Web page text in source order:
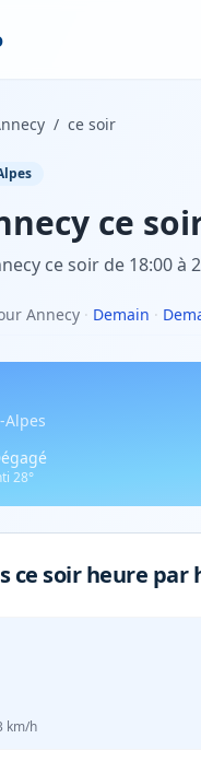
/ ce soir
ce
ce soir de 18:00 à
Annecy · Demain ·
Alpes
28°
ce soir heure par
km/h